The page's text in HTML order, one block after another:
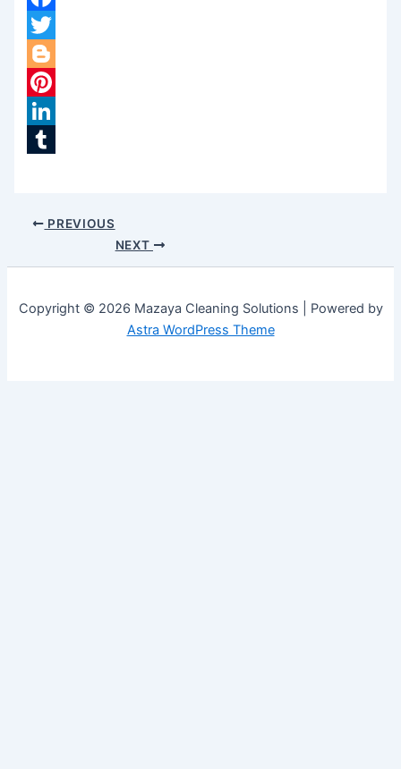
Facebook
Twitter
Blogger
Pinterest
LinkedIn
PREVIOUS
NEXT
Copyright © 2026 Mazaya Cleaning Solutions | Powered by
Astra WordPress Theme